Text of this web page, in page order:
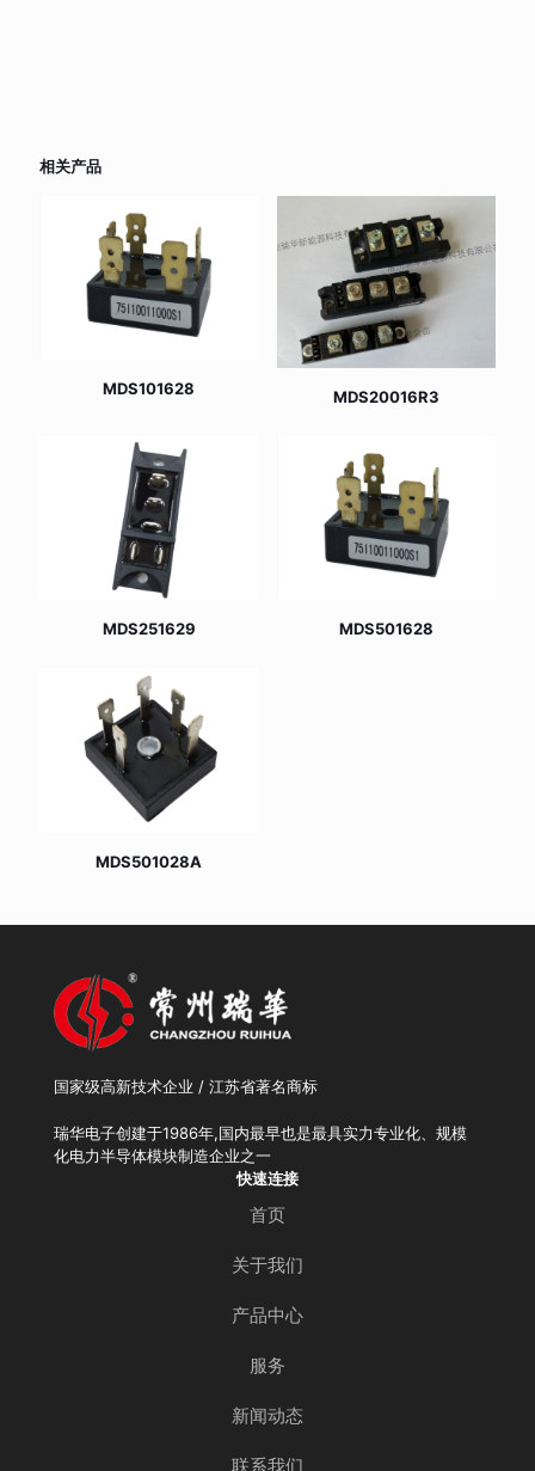
相关产品
MDS101628 MDS20016R3
MDS251629 MDS501628
MDS501028A
国家级高新技术企业 / 江苏省著名商标
瑞华电子创建于1986年,国内最早也是最具实力专业化、规模
化电力半导体模块制造企业之一
快速连接
首页
关于我们
产品中心
服务
新闻动态
联系我们